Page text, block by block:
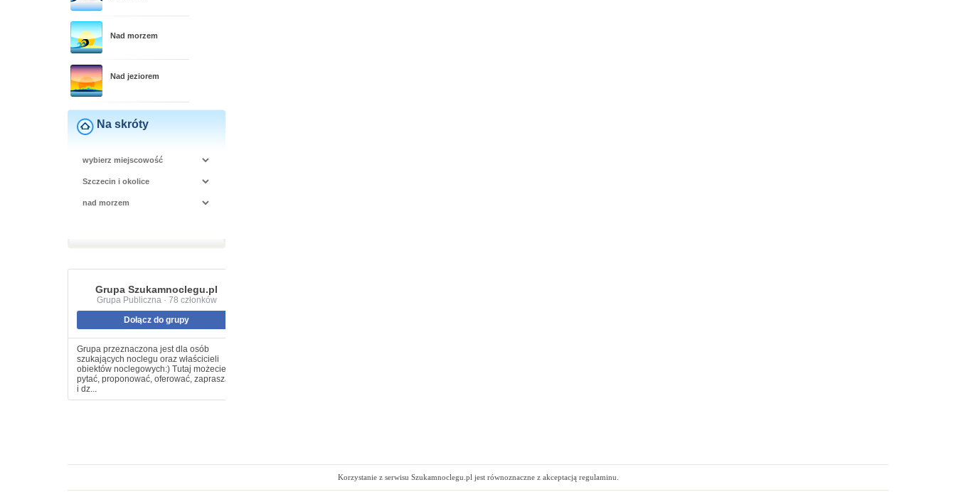
Nad morzem
Nad jeziorem
Na skróty
Grupa Szukamnoclegu.pl
Grupa Publiczna · 78 członków
Dołącz do grupy
Grupa przeznaczona jest dla osób
szukających noclegu oraz właścicieli
obiektów noclegowych:) Tutaj możecie
pytać, proponować, oferować, zapraszać
i dz...
Korzystanie z serwisu Szukamnoclegu.pl jest równoznaczne z akceptacją regulaminu.